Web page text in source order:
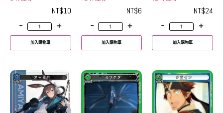
NT$10
-
+
加入購物車
NT$6
-
+
加入購物車
NT$24
-
+
加入購物車